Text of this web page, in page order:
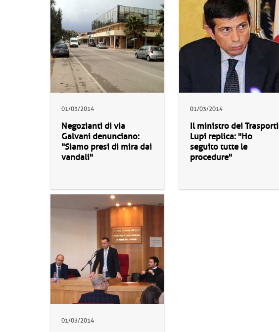
01/03/2014
Negozianti di via
Galvani denunciano:
"Siamo presi di mira dai
vandali"
01/03/2014
Il ministro dei Trasporti
Lupi replica: "Ho
seguito tutte le
procedure"
01/03/2014